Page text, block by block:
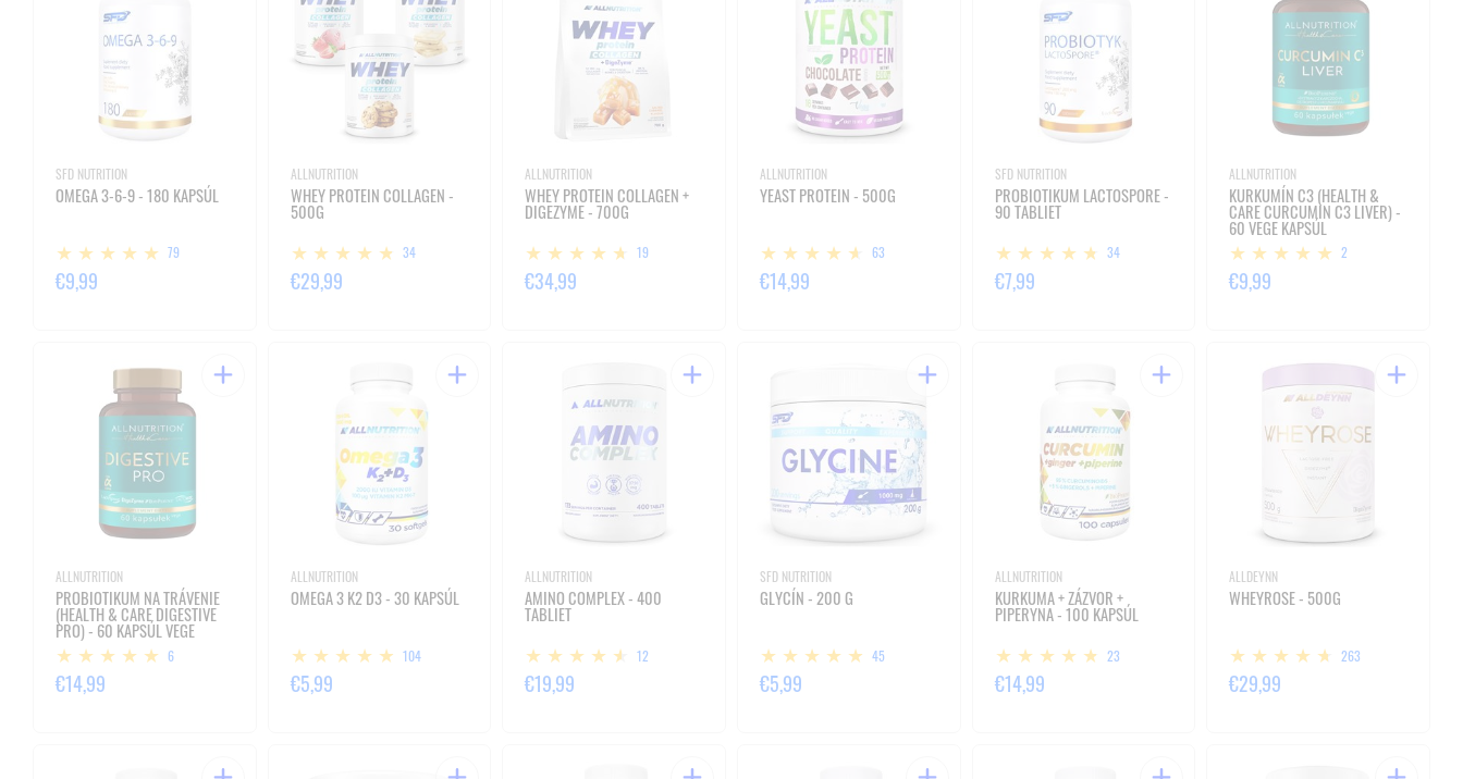
SFD NUTRITION
OMEGA 3-6-9 - 180 KAPSÚL
79
€9,99
ALLNUTRITION
WHEY PROTEIN COLLAGEN -
500G
34
€29,99
ALLNUTRITION
WHEY PROTEIN COLLAGEN +
DIGEZYME - 700G
19
€34,99
ALLNUTRITION
YEAST PROTEIN - 500G
63
€14,99
SFD NUTRITION
PROBIOTIKUM LACTOSPORE -
90 TABLIET
34
€7,99
ALLNUTRITION
KURKUMÍN C3 (HEALTH &
CARE CURCUMIN C3 LIVER) -
60 VEGE KAPSÚL
2
€9,99
ALLNUTRITION
PROBIOTIKUM NA TRÁVENIE
(HEALTH & CARE DIGESTIVE
PRO) - 60 KAPSÚL VEGE
6
€14,99
ALLNUTRITION
OMEGA 3 K2 D3 - 30 KAPSÚL
104
€5,99
ALLNUTRITION
AMINO COMPLEX - 400
TABLIET
12
€19,99
SFD NUTRITION
GLYCÍN - 200 G
45
€5,99
ALLNUTRITION
KURKUMA + ZÁZVOR +
PIPERYNA - 100 KAPSÚL
23
€14,99
ALLDEYNN
WHEYROSE - 500G
263
€29,99